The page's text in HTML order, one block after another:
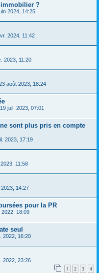
immobilier ?
2024, 14:25
2024, 11:42
2023, 11:20
août 2023, 18:24
19 juil. 2023, 07:01
sont plus pris en compte
2023, 17:19
11:58
14:27
pour la PR
2022, 18:09
seul
2022, 16:20
2022, 23:26
1 2 3 4